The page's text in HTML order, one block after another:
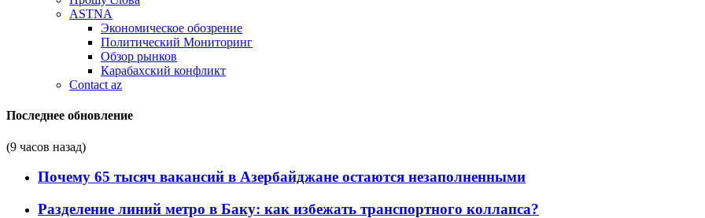
ASTNA
Экономическое обозрение
Политический Мониторинг
Обзор рынков
Карабахский конфликт
Contact az
Последнее обновление
(9 часов назад)
Почему 65 тысяч вакансий в Азербайджане остаются незаполненными
Разделение линий метро в Баку: как избежать транспортного коллапса?